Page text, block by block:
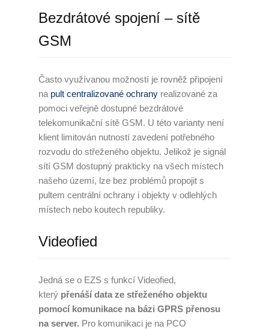
Garance kvality
Volná místa
Informace dle zákona č.
90/2012 Sb.
Tiskové centrum
Reference
Rady a tipy
Bezdrátové spojení – sítě
GSM
Často využívanou možností je rovněž připojení
na pult centralizované ochrany realizované za
pomoci veřejně dostupné bezdrátové
telekomunikační sítě GSM. U této varianty není
klient limitován nutností zavedení potřebného
rozvodu do střeženého objektu. Jelikož je signál
sítí GSM dostupný prakticky na všech místech
našeho území, lze bez problémů propojit s
pultem centrální ochrany i objekty v odlehlých
místech nebo koutech republiky.
Videofied
Jedná se o EZS s funkcí Videofied,
který přenáší data ze střeženého objektu
pomocí komunikace na bázi GPRS přenosu
na server. Pro komunikaci je na PCO